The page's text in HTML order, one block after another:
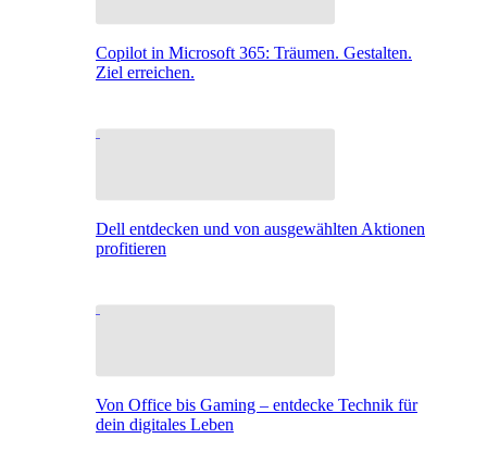
Copilot in Microsoft 365: Träumen. Gestalten.
Ziel erreichen.
Dell entdecken und von ausgewählten Aktionen
profitieren
Von Office bis Gaming – entdecke Technik für
dein digitales Leben